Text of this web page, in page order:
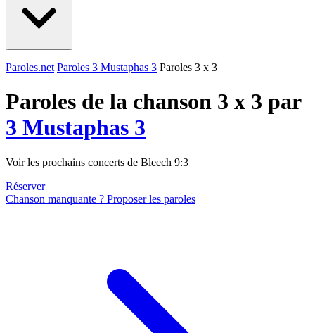
Paroles.net Paroles 3 Mustaphas 3 Paroles 3 x 3
Paroles de la chanson 3 x 3 par
3 Mustaphas 3
Voir les prochains concerts de Bleech 9:3
Réserver
Chanson manquante ? Proposer les paroles